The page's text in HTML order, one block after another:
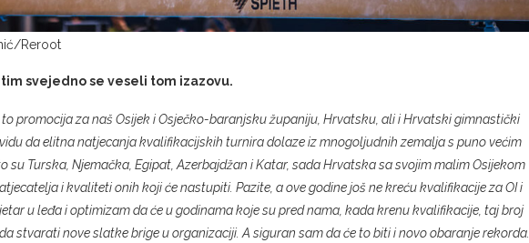
Reroot
svejedno se veseli tom izazovu.
to promocija za naš Osijek i Osječko-baranjsku županiju, Hrvatsku, ali i Hrvatski gimnastički
da elitna natjecanja kvalifikacijskih turnira dolaze iz mnogoljudnih zemalja s puno većim
Turska, Njemačka, Egipat, Azerbajdžan i Katar, sada Hrvatska sa svojim malim Osijekom
i kvaliteti onih koji će nastupiti. Pazite, a ove godine još ne kreću kvalifikacije za OI i
u leđa i optimizam da će u godinama koje su pred nama, kada krenu kvalifikacije, taj broj
stvarati nove slatke brige u organizaciji. A siguran sam da će to biti i novo obaranje rekorda.